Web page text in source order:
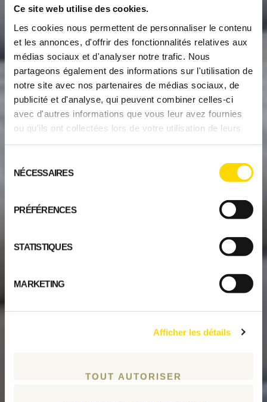
Ce site web utilise des cookies.
Les cookies nous permettent de personnaliser le contenu
et les annonces, d'offrir des fonctionnalités relatives aux
médias sociaux et d'analyser notre trafic. Nous
partageons également des informations sur l'utilisation de
notre site avec nos partenaires de médias sociaux, de
publicité et d'analyse, qui peuvent combiner celles-ci
avec d'autres informations que vous leur avez fournies
ou qu'ils ont collectées lors de votre utilisation de leurs
NÉCESSAIRES
PRÉFÉRENCES
STATISTIQUES
MARKETING
Afficher les détails
TOUT AUTORISER